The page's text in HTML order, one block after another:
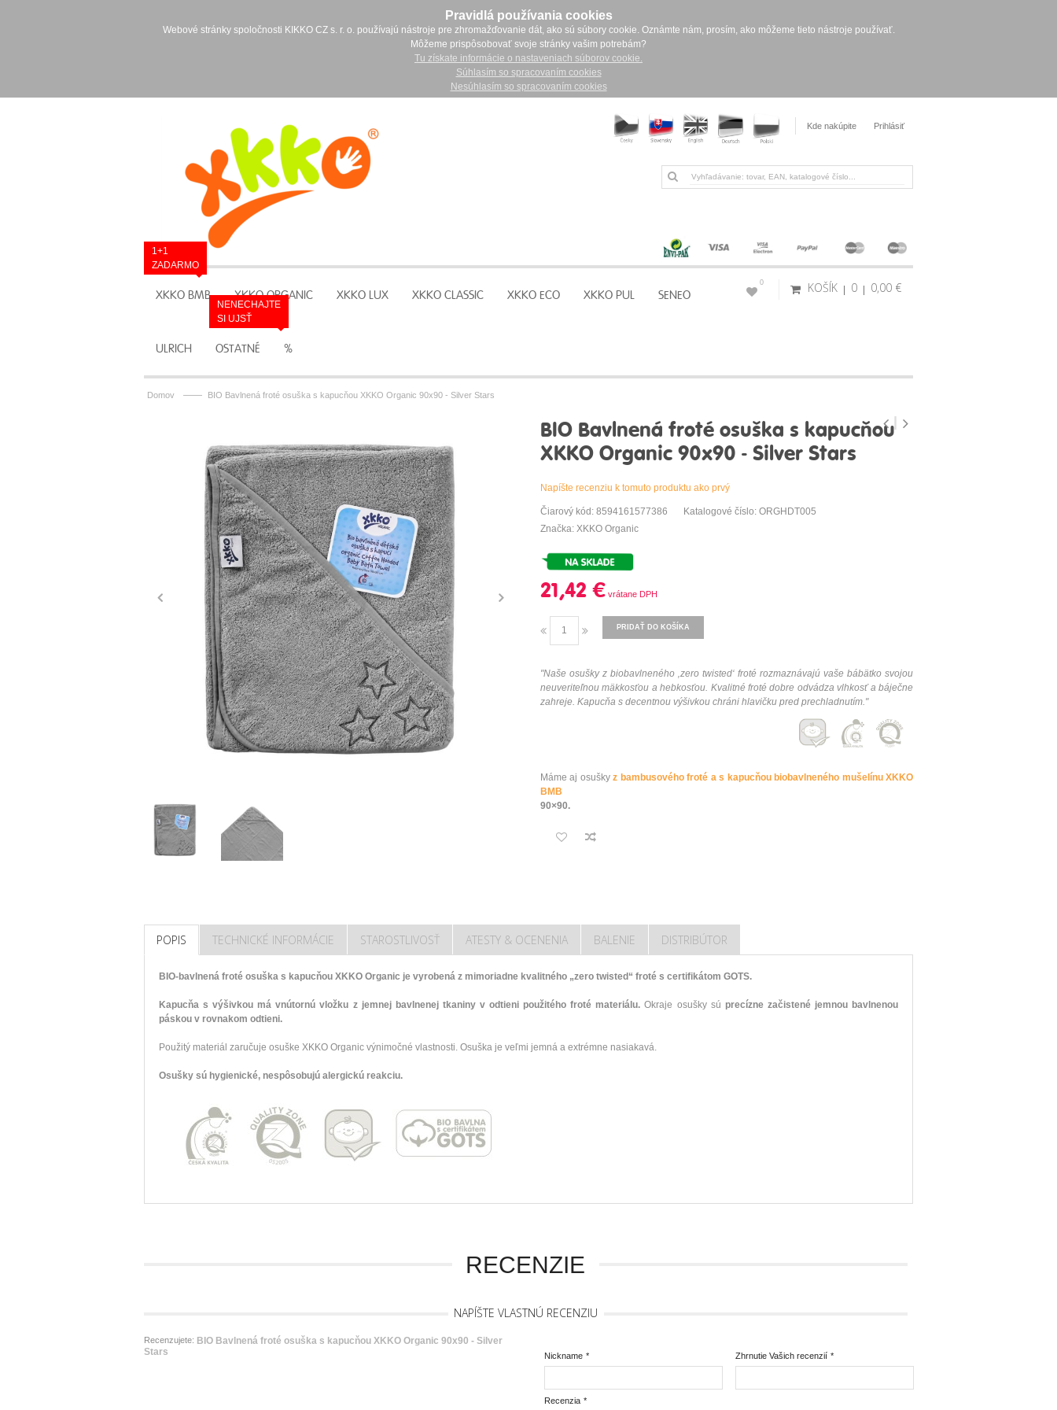
Pravidlá používania cookies
Webové stránky spoločnosti KIKKO CZ s. r. o. používajú nástroje pre zhromažďovanie dát, ako sú súbory cookie. Oznámte nám, prosím, ako môžeme tieto nástroje používať.
Môžeme prispôsobovať svoje stránky vašim potrebám?
Tu získate informácie o nastaveniach súborov cookie.
Súhlasím so spracovaním cookies
Nesúhlasím so spracovaním cookies
Kde nakúpite Prihlásiť
XKKO BMB
1+1
ZADARMO
XKKO ORGANIC XKKO LUX XKKO CLASSIC XKKO ECO XKKO PUL SENEO
ULRICH OSTATNÉ %
NENECHAJTE
SI UJSŤ
KOŠÍK 0 0,00 €
0
Domov —— BIO Bavlnená froté osuška s kapucňou XKKO Organic 90x90 - Silver Stars
BIO Bavlnená froté osuška s kapucňou
XKKO Organic 90x90 - Silver Stars
Napíšte recenziu k tomuto produktu ako prvý
Čiarový kód: 8594161577386
Katalogové číslo: ORGHDT005
Značka: XKKO Organic
21,42 €
PRIDAŤ DO KOŠÍKA
"Naše osušky z biobavlneného ‚zero twisted‘ froté rozmaznávajú vaše bábätko svojou
neuveriteľnou mäkkosťou a hebkosťou. Kvalitné froté dobre odvádza vlhkosť a báječne
zahreje. Kapucňa s decentnou výšivkou chráni hlavičku pred prechladnutím."
Máme aj osuškyz bambusového froté a s kapucňou biobavlneného mušelínu XKKO
BMB
90×90.
POPIS TECHNICKÉ INFORMÁCIE STAROSTLIVOSŤ ATESTY & OCENENIA BALENIE DISTRIBÚTOR
BIO-bavlnená froté osuška s kapucňou XKKO Organic je vyrobená z mimoriadne kvalitného „zero twisted“ froté s certifikátom GOTS.
Kapucňa s výšivkou má vnútornú vložku z jemnej bavlnenej tkaniny v odtieni použitého froté materiálu. Okraje osušky sú precízne začistené jemnou bavlnenou
páskou v rovnakom odtieni.
Použitý materiál zaručuje osuške XKKO Organic výnimočné vlastnosti. Osuška je veľmi jemná a extrémne nasiakavá.
Osušky sú hygienické, nespôsobujú alergickú reakciu.
RECENZIE
NAPÍŠTE VLASTNÚ RECENZIU
Recenzujete: BIO Bavlnená froté osuška s kapucňou XKKO Organic 90x90 - Silver
Stars
*
Nickname *
Zhrnutie Vašich recenzií
*
Recenzia